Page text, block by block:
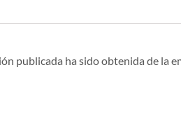
publicada ha sido obtenida de la